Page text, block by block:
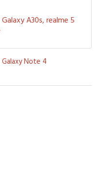
A30s, realme 5
Note 4